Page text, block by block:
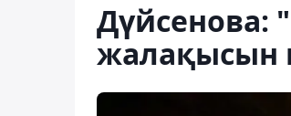
жалақысын